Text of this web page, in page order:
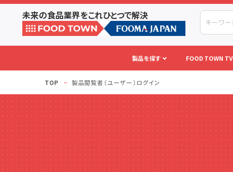
未来の食品業界をこれひとつで解決
製品を探す FOOD TOWN TV
TOP 製品閲覧者（ユーザー）ログイン